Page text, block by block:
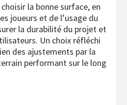
la bonne surface, en
joueurs et de l’usage du
la durabilité du projet et
Un choix réfléchi
des ajustements par la
performant sur le long